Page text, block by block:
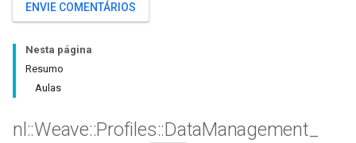
ENVIE COMENTÁRIOS
Nesta página
Resumo
Aulas
nl ::Weave::Profiles::DataManagement